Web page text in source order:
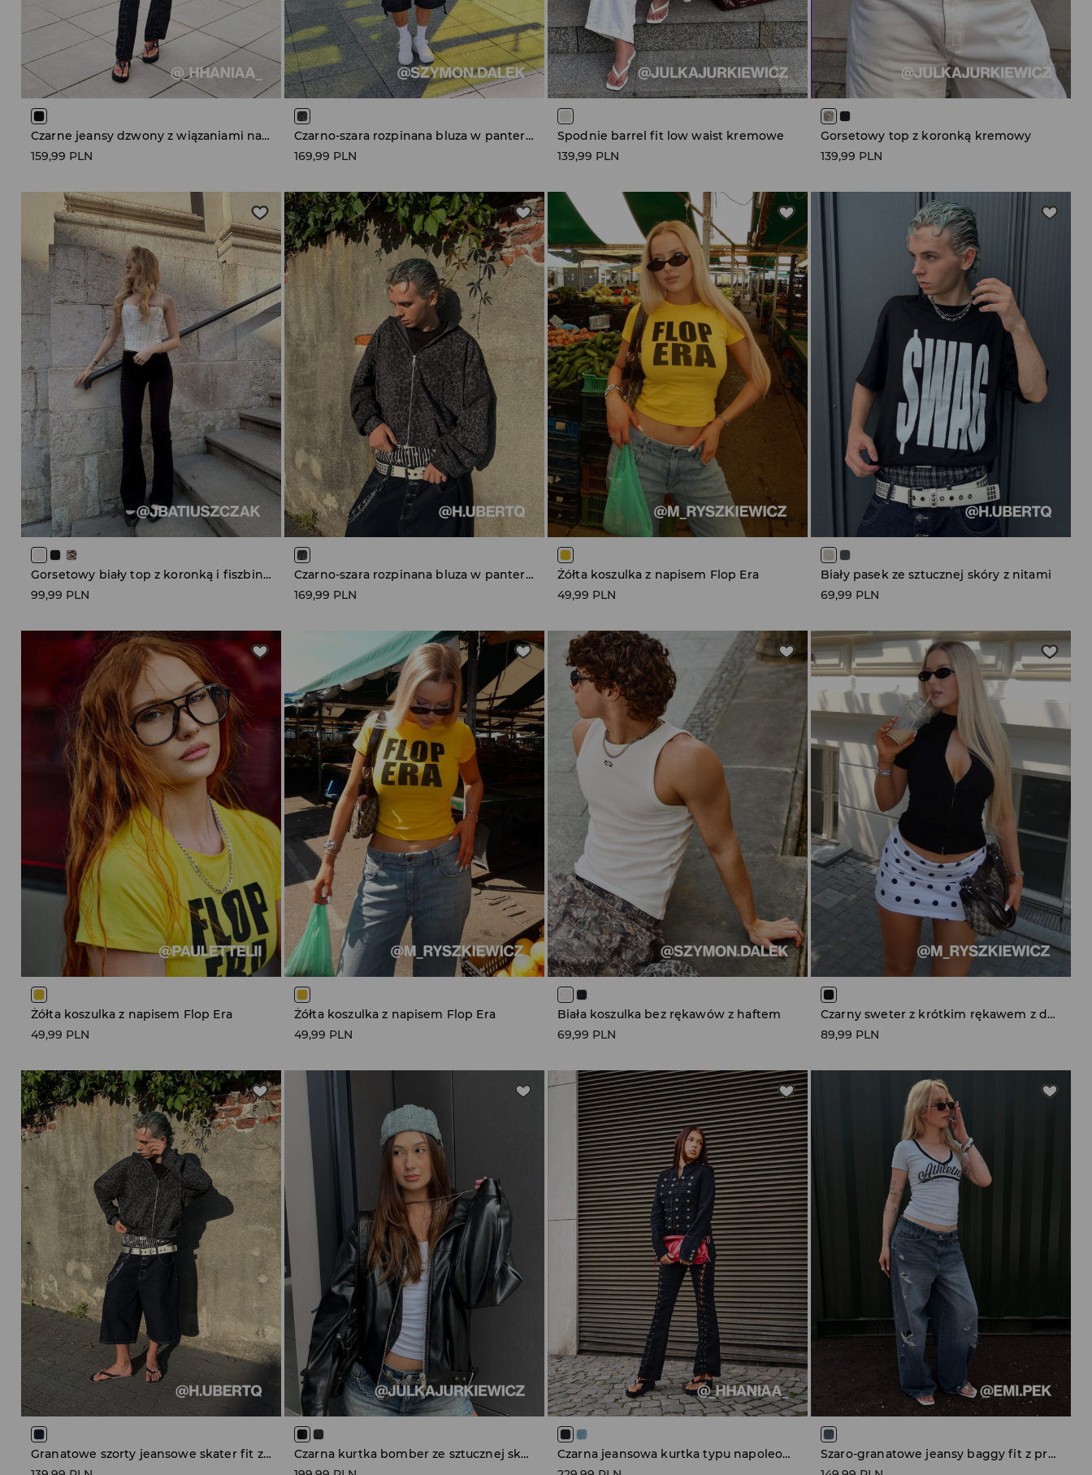
Czarne jeansy dzwony z wiązaniami na nogawkach
159,99 PLN
Czarno-szara rozpinana bluza w panterkę z kapturem
169,99 PLN
Spodnie barrel fit low waist kremowe
139,99 PLN
Gorsetowy top z koronką kremowy
139,99 PLN
Gorsetowy biały top z koronką i fiszbinami
99,99 PLN
Czarno-szara rozpinana bluza w panterkę z kapturem
169,99 PLN
Żółta koszulka z napisem Flop Era
49,99 PLN
Biały pasek ze sztucznej skóry z nitami
69,99 PLN
Żółta koszulka z napisem Flop Era
49,99 PLN
Żółta koszulka z napisem Flop Era
49,99 PLN
Biała koszulka bez rękawów z haftem
69,99 PLN
Czarny sweter z krótkim rękawem z dekoltem w stylu qipao
89,99 PLN
Granatowe szorty jeansowe skater fit z guzikami
Czarna kurtka bomber ze sztucznej skóry
Czarna jeansowa kurtka typu napoleon jacket
Szaro-granatowe jeansy baggy fit z przetarciami i wywijanym pasem